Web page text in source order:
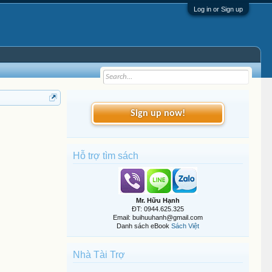
Log in or Sign up
Sign up now!
Hỗ trợ tìm sách
Mr. Hữu Hạnh
ĐT: 0944.625.325
Email: buihuuhanh@gmail.com
Danh sách eBook Sách Việt
Nhà Tài Trợ